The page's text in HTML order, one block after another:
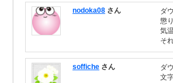
nodoka08 さん
ダ
懲
気
そ
soffiche さん
ダ
文